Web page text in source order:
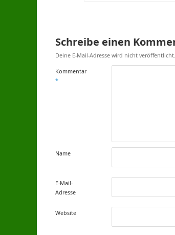
Schreibe einen
Deine E-Mail-Adresse wird nicht veröffentlicht.
Kommentar
*
Name
E-Mail-
Adresse
Website